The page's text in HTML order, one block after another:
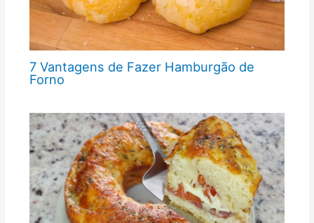
7 Vantagens de Fazer Hamburgão de
Forno